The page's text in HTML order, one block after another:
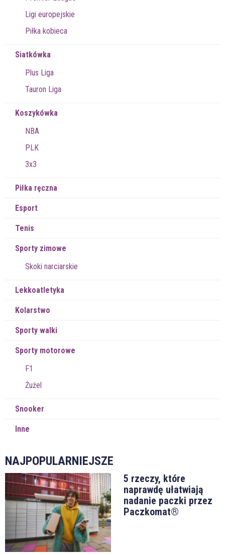
Ligi europejskie
Piłka kobieca
Siatkówka
Plus Liga
Tauron Liga
Koszykówka
NBA
PLK
3x3
Piłka ręczna
Esport
Tenis
Sporty zimowe
Skoki narciarskie
Lekkoatletyka
Kolarstwo
Sporty walki
Sporty motorowe
F1
Żużel
Snooker
Inne
NAJPOPULARNIEJSZE
5 rzeczy, które
naprawdę ułatwiają
nadanie paczki przez
Paczkomat®